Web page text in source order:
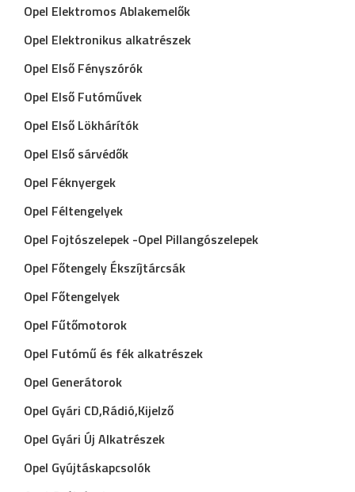
Opel Elektromos Ablakemelők
Opel Elektronikus alkatrészek
Opel Első Fényszórók
Opel Első Futóművek
Opel Első Lökhárítók
Opel Első sárvédők
Opel Féknyergek
Opel Féltengelyek
Opel Fojtószelepek -Opel Pillangószelepek
Opel Főtengely Ékszíjtárcsák
Opel Főtengelyek
Opel Fűtőmotorok
Opel Futómű és fék alkatrészek
Opel Generátorok
Opel Gyári CD,Rádió,Kijelző
Opel Gyári Új Alkatrészek
Opel Gyújtáskapcsolók